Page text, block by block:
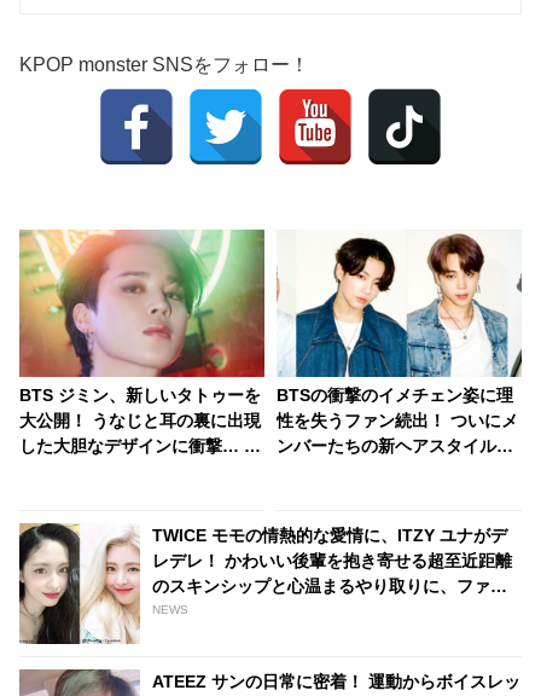
KPOP monster SNSをフォロー！
BTS ジミン、新しいタトゥーを
大公開！ うなじと耳の裏に出現
した大胆なデザインに衝撃… ま
き立てるそのタトゥーに大絶賛
の声殺到
BTSの衝撃のイメチェン姿に理
性を失うファン続出！ ついにメ
ンバーたちの新ヘアスタイルが
＆新記録を樹立
TWICE モモの情熱的な愛情に、ITZY ユナがデ
レデレ！ かわいい後輩を抱き寄せる超至近距離
のスキンシップと心温まるやり取りに、ファン
はほっこり
NEWS
ATEEZ サンの日常に密着！ 運動からボイスレッ